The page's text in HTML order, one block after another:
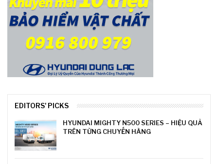
EDITORS' PICKS
HYUNDAI MIGHTY N500 SERIES – HIỆU QUẢ
TRÊN TỪNG CHUYẾN HÀNG